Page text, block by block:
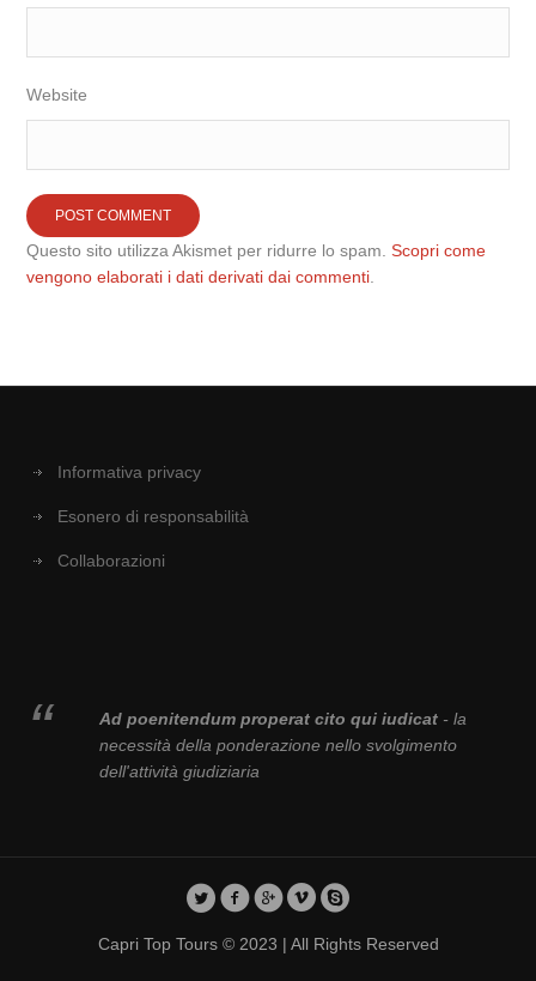
Website
Questo sito utilizza Akismet per ridurre lo spam.Scopri come
vengono elaborati i dati derivati dai commenti.
Informativa privacy
Esonero di responsabilità
Collaborazioni
Ad poenitendum properat cito qui iudicat- la
necessità della ponderazione nello svolgimento
dell'attività giudiziaria
Capri Top Tours © 2023 | All Rights Reserved